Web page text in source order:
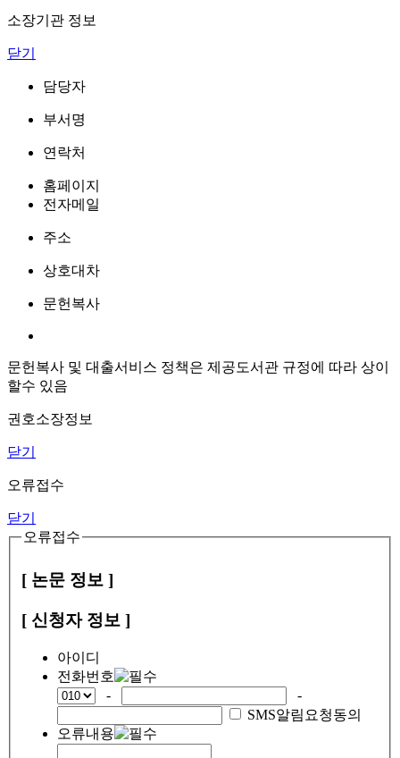
소장기관 정보
닫기
담당자
부서명
연락처
홈페이지
전자메일
주소
상호대차
문헌복사
문헌복사 및 대출서비스 정책은 제공도서관 규정에 따라 상이
할수 있음
권호소장정보
닫기
오류접수
닫기
오류접수
[ 논문 정보 ]
[ 신청자 정보 ]
아이디
전화번호
-
-
SMS알림요청동의
오류내용